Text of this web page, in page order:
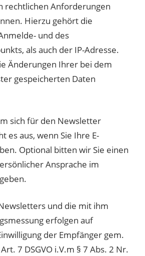
rechtlichen Anforderungen
Hierzu gehört die
und des
als auch der IP-Adresse.
Änderungen Ihrer bei dem
gespeicherten Daten
sich für den Newsletter
es aus, wenn Sie Ihre E-
Optional bitten wir Sie einen
Ansprache im
und die mit ihm
erfolgen auf
der Empfänger gem.
7 DSGVO i.V.m § 7 Abs. 2 Nr.